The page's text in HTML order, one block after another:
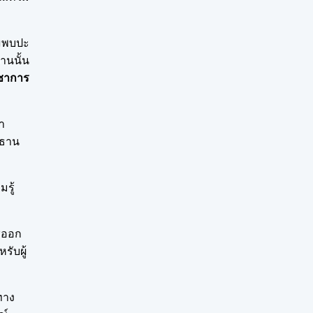
บปะ
านนั้น
าการ
าน
รู้
อก
รับผู้
ง